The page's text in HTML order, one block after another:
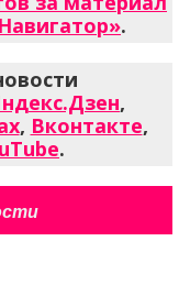
.
,
, Вконтакте,
.